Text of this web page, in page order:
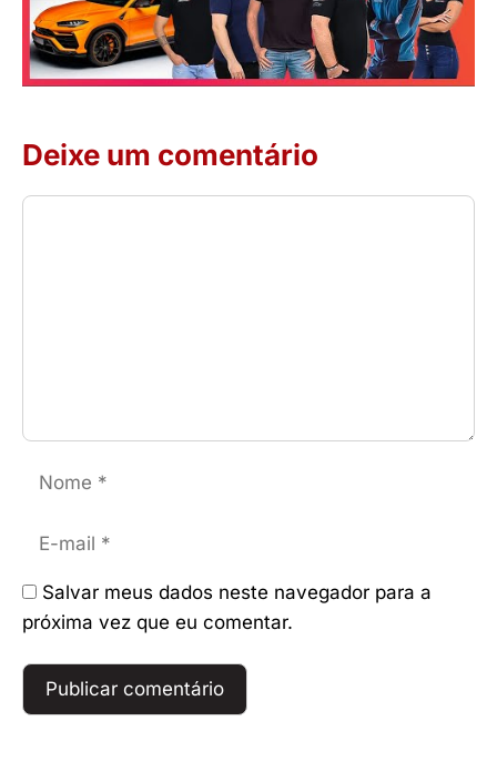
Deixe um comentário
Comentário
Nome
E-
mail
Salvar meus dados neste navegador para a
próxima vez que eu comentar.